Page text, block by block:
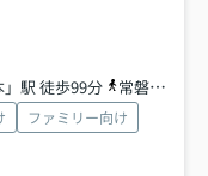
駅 徒歩99分 常磐線「植田」駅 徒歩99分
ファミリー向け